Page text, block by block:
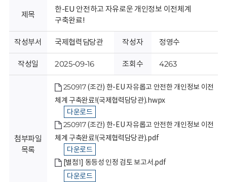
호
위
원
회
제목
한-EU 안전하고 자유로운 개인정보 이전체계
구축완료!
작성부서 국제협력담당관 작성자 정영수
작성일 2025-09-16 조회수 4263
첨부파일
목록
250917 (조간) 한-EU 자유롭고 안전한 개인정보 이전
체계 구축완료!(국제협력담당관).hwpx
다운로드
250917 (조간) 한-EU 자유롭고 안전한 개인정보 이전
체계 구축완료!(국제협력담당관).pdf
다운로드
[별첨1] 동등성 인정 검토 보고서.pdf
다운로드